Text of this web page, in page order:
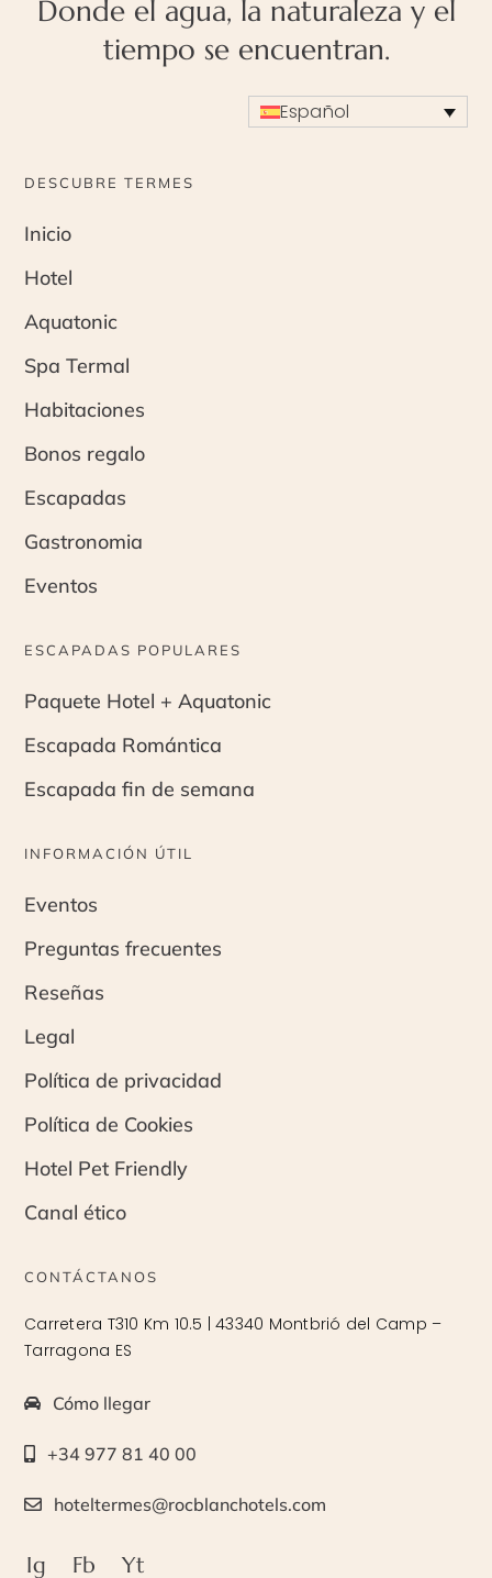
Donde el agua, la naturaleza y el
tiempo se encuentran.
Español
DESCUBRE TERMES
Inicio
Hotel
Aquatonic
Spa Termal
Habitaciones
Bonos regalo
Escapadas
Gastronomia
Eventos
ESCAPADAS POPULARES
Paquete Hotel + Aquatonic
Escapada Romántica
Escapada fin de semana
INFORMACIÓN ÚTIL
Eventos
Preguntas frecuentes
Reseñas
Legal
Política de privacidad
Política de Cookies
Hotel Pet Friendly
Canal ético
CONTÁCTANOS
Carretera T310 Km 10.5 | 43340 Montbrió del Camp –
Tarragona ES
Cómo llegar
+34 977 81 40 00
hoteltermes@rocblanchotels.com
Ig Fb Yt